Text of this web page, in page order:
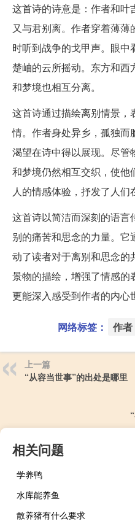
这首诗的诗意是：作者和叶
又与君别离。作者穿着薄
时听到战争的戈甲声。眼
楚岫的云所摇动。东方和
和梦境也相互分离。
这首诗通过描绘离别情景，
情。作者身处异乡，孤独而
渴望在诗中得以展现。尽管
和梦境仍然相互交织，使他
人的情感体验，抒发了人们
这首诗以简洁而深刻的语
别的痛苦和思念的力量。
动了读者对于离别和思念的
景物的描绘，增强了情感
更能深入感受到作者的内心
网络标签： 作者
上一篇
“从容当世事”的出处是哪里
相关问题
学养鸭
水库能养鱼
散养猪有什么要求